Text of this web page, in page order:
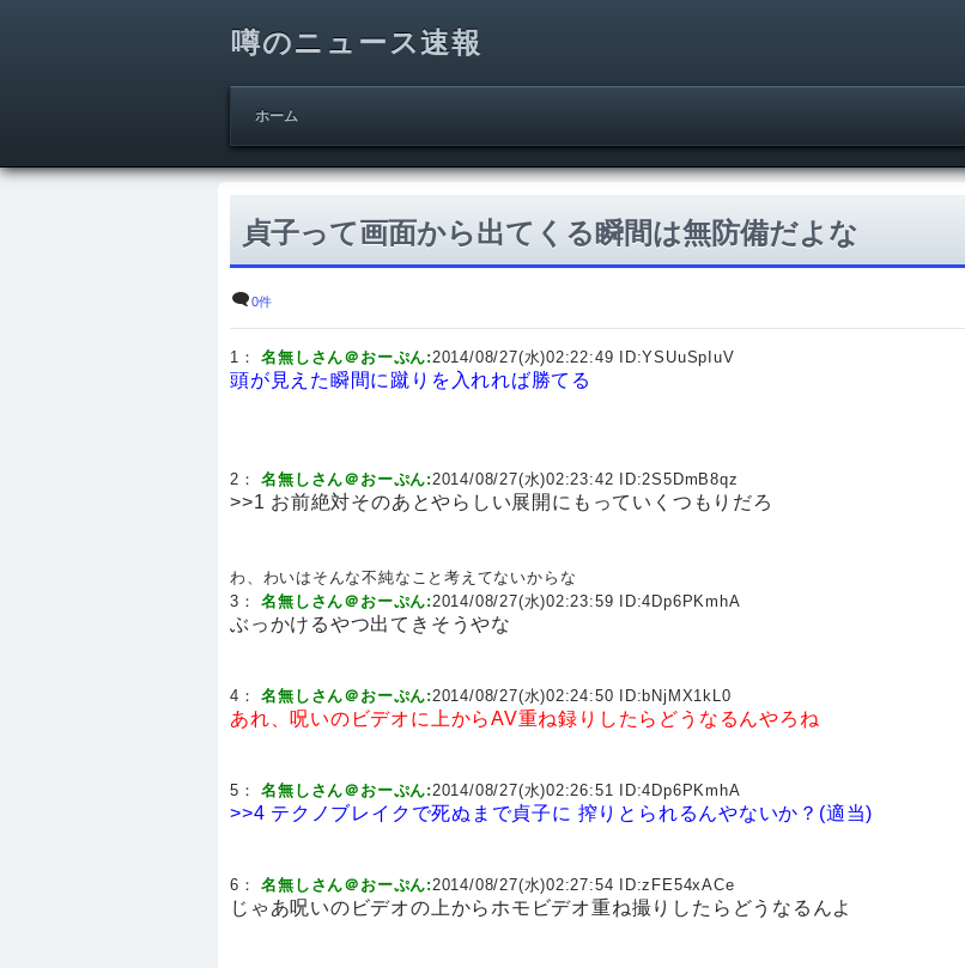
噂のニュース速報
ホーム
貞子って画面から出てくる瞬間は無防備だよな
0件
1：名無しさん＠おーぷん:2014/08/27(水)02:22:49 ID:YSUuSpIuV
頭が見えた瞬間に蹴りを入れれば勝てる
2：名無しさん＠おーぷん:2014/08/27(水)02:23:42 ID:2S5DmB8qz
>>1 お前絶対そのあとやらしい展開にもっていくつもりだろ
わ、わいはそんな不純なこと考えてないからな
3：名無しさん＠おーぷん:2014/08/27(水)02:23:59 ID:4Dp6PKmhA
ぶっかけるやつ出てきそうやな
4：名無しさん＠おーぷん:2014/08/27(水)02:24:50 ID: bNjMX1kL0
あれ、呪いのビデオに上からAV重ね録りしたらどうなるんやろね
5：名無しさん＠おーぷん:2014/08/27(水)02:26:51 ID:4Dp6PKmhA
>>4 テクノブレイクで死ぬまで貞子に 搾りとられるんやないか？(適当)
6：名無しさん＠おーぷん:2014/08/27(水)02:27:54 ID:zFE54xACe
じゃあ呪いのビデオの上からホモビデオ重ね撮りしたらどうなるんよ